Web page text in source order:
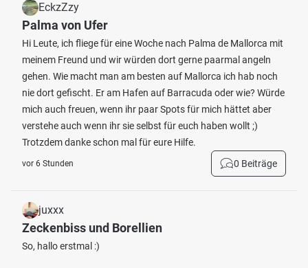
EckzZzy
Palma von Ufer
Hi Leute, ich fliege für eine Woche nach Palma de Mallorca mit
meinem Freund und wir würden dort gerne paarmal angeln
gehen. Wie macht man am besten auf Mallorca ich hab noch
nie dort gefischt. Er am Hafen auf Barracuda oder wie? Würde
mich auch freuen, wenn ihr paar Spots für mich hättet aber
verstehe auch wenn ihr sie selbst für euch haben wollt ;)
Trotzdem danke schon mal für eure Hilfe.
vor 6 Stunden 0 Beiträge
juxxx
Zeckenbiss und Borellien
So, hallo erstmal :)